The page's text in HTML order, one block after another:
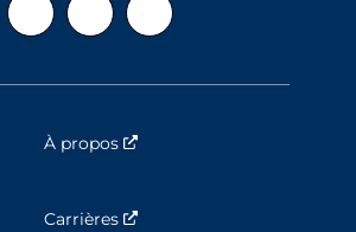
À propos Nouvelle fenêtre
Carrières
Nouvelle fenêtre